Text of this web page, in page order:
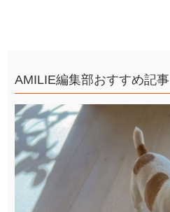
AMILIE編集部おすすめ記事